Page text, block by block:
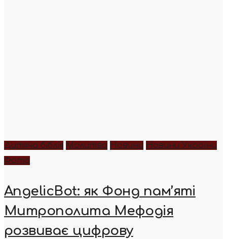
Дитяча біблія Молитва Новини Новини України
Фото
AngelicBot: як Фонд пам’яті
Митрополита Мефодія
розвиває цифрову